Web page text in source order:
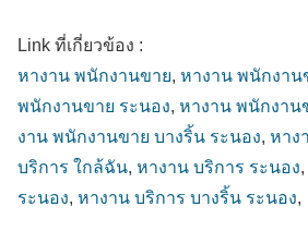
Link ที่เกี่ยวข้อง :
หางาน พนักงานขาย, หางาน พนักงาน
พนักงานขาย ระนอง, หางาน พนักงาน
งาน พนักงานขาย บางริ้น ระนอง, หาง
บริการ ใกล้ฉัน, หางาน บริการ ระนอง,
ระนอง, หางาน บริการ บางริ้น ระนอง,